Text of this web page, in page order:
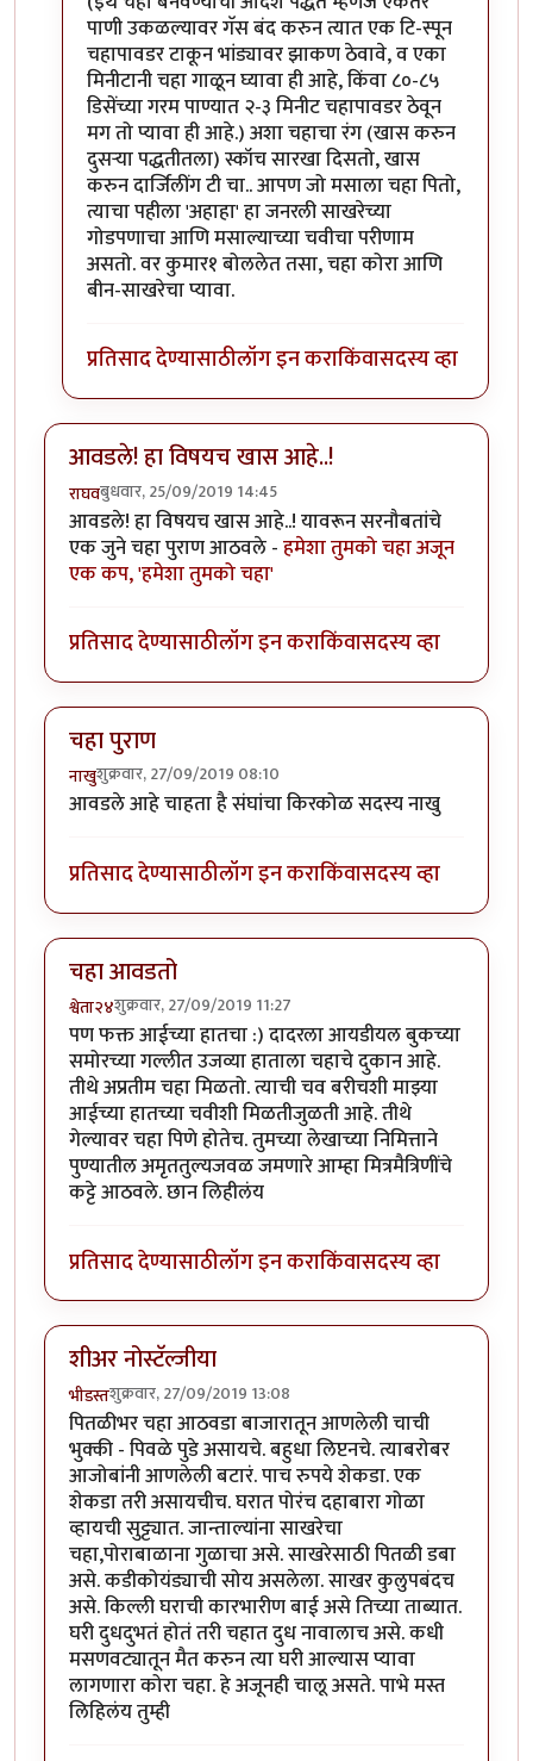
पाणी उकळल्यावर गॅस बंद करुन त्यात एक टि-स्पून
चहापावडर टाकून भांड्यावर झाकण ठेवावे, व एका
मिनीटानी चहा गाळून घ्यावा ही आहे, किंवा ८०-८५
डिसेंच्या गरम पाण्यात २-३ मिनीट चहापावडर ठेवून
मग तो प्यावा ही आहे.) अशा चहाचा रंग (खास करुन
दुसर्‍या पद्धतीतला) स्कॉच सारखा दिसतो, खास
करुन दार्जिलींग टी चा.. आपण जो मसाला चहा पितो,
त्याचा पहीला 'अहाहा' हा जनरली साखरेच्या
गोडपणाचा आणि मसाल्याच्या चवीचा परीणाम
असतो. वर कुमार१ बोललेत तसा, चहा कोरा आणि
बीन-साखरेचा प्यावा.
प्रतिसाद देण्यासाठीलॉग इन कराकिंवासदस्य व्हा
आवडले! हा विषयच खास आहे..!
राघवबुधवार, 25/09/2019 14:45
आवडले! हा विषयच खास आहे..! यावरून सरनौबतांचे
एक जुने चहा पुराण आठवले -हमेशा तुमको चहाअजून
एक कप, 'हमेशा तुमको चहा'
प्रतिसाद देण्यासाठीलॉग इन कराकिंवासदस्य व्हा
चहा पुराण
नाखुशुक्रवार, 27/09/2019 08:10
आवडले आहे चाहता है संघांचा किरकोळ सदस्य नाखु
प्रतिसाद देण्यासाठीलॉग इन कराकिंवासदस्य व्हा
चहा आवडतो
श्वेता२४शुक्रवार, 27/09/2019 11:27
पण फक्त आईच्या हातचा :) दादरला आयडीयल बुकच्या
समोरच्या गल्लीत उजव्या हाताला चहाचे दुकान आहे.
तीथे अप्रतीम चहा मिळतो. त्याची चव बरीचशी माझ्या
आईच्या हातच्या चवीशी मिळतीजुळती आहे. तीथे
गेल्यावर चहा पिणे होतेच. तुमच्या लेखाच्या निमित्ताने
पुण्यातील अमृततुल्यजवळ जमणारे आम्हा मित्रमैत्रिणींचे
कट्टे आठवले. छान लिहीलंय
प्रतिसाद देण्यासाठीलॉग इन कराकिंवासदस्य व्हा
शीअर नोस्टॅल्जीया
भीडस्तशुक्रवार, 27/09/2019 13:08
पितळीभर चहा आठवडा बाजारातून आणलेली चाची
भुक्की - पिवळे पुडे असायचे. बहुधा लिप्टनचे. त्याबरोबर
आजोबांनी आणलेली बटारं. पाच रुपये शेकडा. एक
शेकडा तरी असायचीच. घरात पोरंच दहाबारा गोळा
व्हायची सुट्ट्यात. जान्ताल्यांना साखरेचा
चहा,पोराबाळाना गुळाचा असे. साखरेसाठी पितळी डबा
असे. कडीकोयंड्याची सोय असलेला. साखर कुलुपबंदच
असे. किल्ली घराची कारभारीण बाई असे तिच्या ताब्यात.
घरी दुधदुभतं होतं तरी चहात दुध नावालाच असे. कधी
मसणवट्यातून मैत करुन त्या घरी आल्यास प्यावा
लागणारा कोरा चहा. हे अजूनही चालू असते. पाभे मस्त
लिहिलंय तुम्ही